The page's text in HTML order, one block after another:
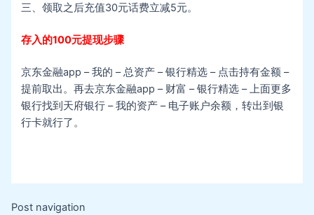
三、领取之后充值30元话费立减5元。
存入的100元提现步骤
京东金融app – 我的 – 总资产 – 银行精选 – 点击持有金额 –
提前取出。再去京东金融app – 财富 – 银行精选 – 上面更多
银行找到天府银行 – 我的资产 – 电子账户余额，转出到银
行卡就行了。
Post navigation